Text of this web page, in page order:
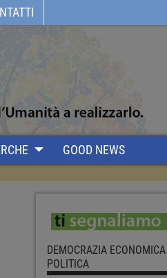
GOOD NEWS
DEMOCRAZIA
POLITICA